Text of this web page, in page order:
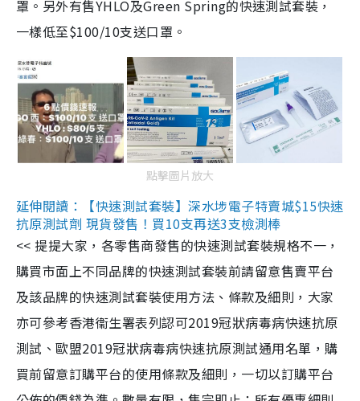
罩。另外有售YHLO及Green Spring的快速測試套裝，
一樣低至$100/10支送口罩。
點擊圖片放大
延伸閱讀：【快速測試套裝】深水埗電子特賣城$15快速
抗原測試劑 現貨發售！買10支再送3支檢測棒
<< 提提大家，各零售商發售的快速測試套裝規格不一，
購買市面上不同品牌的快速測試套裝前請留意售賣平台
及該品牌的快速測試套裝使用方法、條款及細則，大家
亦可參考香港衞生署表列認可2019冠狀病毒病快速抗原
測試、歐盟2019冠狀病毒病快速抗原測試通用名單，購
買前留意訂購平台的使用條款及細則，一切以訂購平台